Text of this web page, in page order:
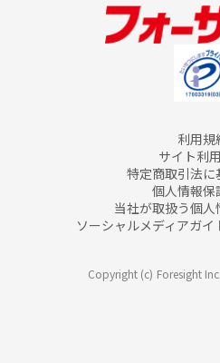
利用規
サイト利
特定商取引法に
個人情報保
当社が取扱う個人
ソーシャルメディアガ
Copyright (c) Foresight